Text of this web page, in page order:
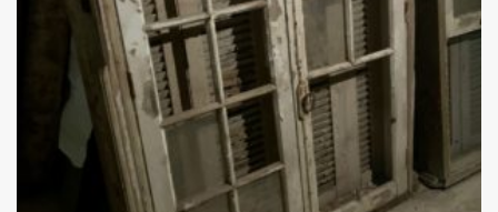
Add
ao
Favoritos